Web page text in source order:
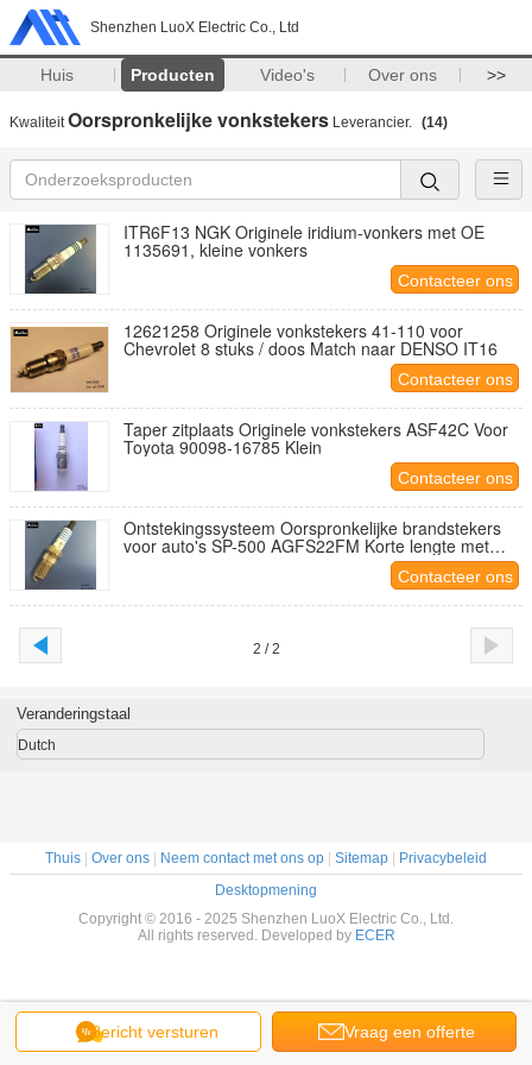
Shenzhen LuoX Electric Co., Ltd
Huis Producten Video's Over ons >>
KwaliteitOorspronkelijke vonkstekers Leverancier. (14)
ITR6F13 NGK Originele iridium-vonkers met OE
1135691, kleine vonkers
Contacteer ons
12621258 Originele vonkstekers 41-110 voor
Chevrolet 8 stuks / doos Match naar DENSO IT16
Contacteer ons
Taper zitplaats Originele vonkstekers ASF42C Voor
Toyota 90098-16785 Klein
Contacteer ons
Ontstekingssysteem Oorspronkelijke brandstekers
voor auto's SP-500 AGFS22FM Korte lengte met
Contacteer ons
2 / 2
Bericht versturen Vraag een offerte
Veranderingstaal
Dutch
Thuis Over ons Neem contact met ons op Sitemap
Privacybeleid
Desktopmening
Copyright © 2016 - 2025 Shenzhen LuoX Electric Co., Ltd.
All rights reserved. Developed by ECER